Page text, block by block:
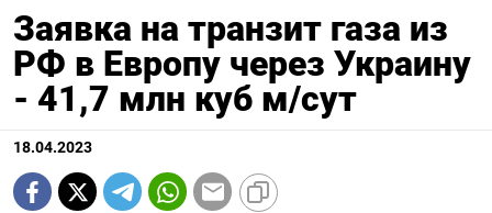
Заявка на транзит газа из
РФ в Европу через Украину
- 41,7 млн куб м/сут
18.04.2023